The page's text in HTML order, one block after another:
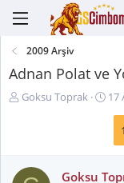
2009 Arşiv
Adnan Polat ve
K
u
Goksu Toprak
B
n
17
1
Goksu